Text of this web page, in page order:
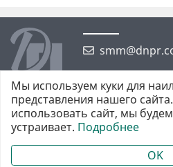
©2026 https://dnpr.com.ua Дніпровська
Всі права захищені. При повному або
матеріалів обов'язкове активне
Мы используем куки для
представления нашего
использовать сайт, мы
устраивает. Подробнее
OK